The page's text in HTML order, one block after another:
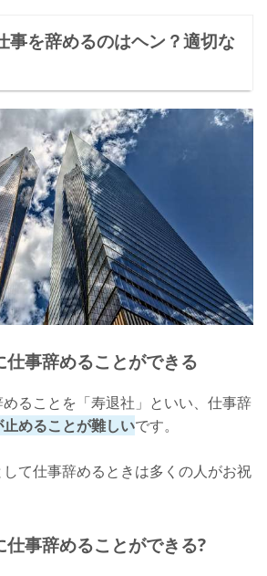
事を辞めるのはヘン？適切な
事辞めることができる
ることを「寿退社」といい、仕事辞
めることが難しいです。
て仕事辞めるときは多くの人がお祝
仕事辞めることができる?